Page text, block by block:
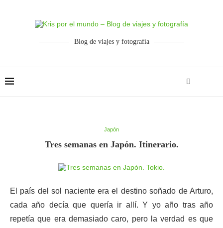
Blog de viajes y fotografía
Japón
Tres semanas en Japón. Itinerario.
El país del sol naciente era el destino soñado de Arturo,
cada año decía que quería ir allí. Y yo año tras año
repetía que era demasiado caro, pero la verdad es que